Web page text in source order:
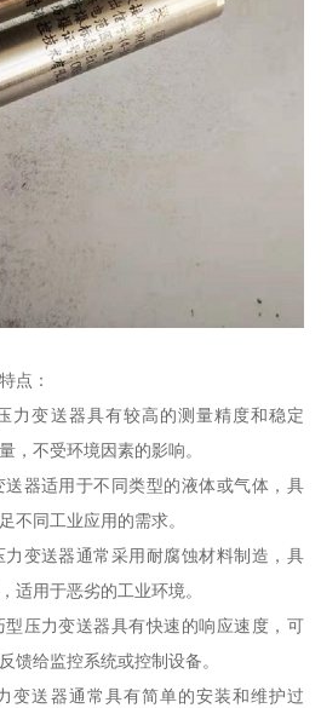
点：
力变送器具有较高的测量精度和稳定
，不受环境因素的影响。
器适用于不同类型的液体或气体，具
不同工业应用的需求。
变送器通常采用耐腐蚀材料制造，具
适用于恶劣的工业环境。
压力变送器具有快速的响应速度，可
馈给监控系统或控制设备。
变送器通常具有简单的安装和维护过